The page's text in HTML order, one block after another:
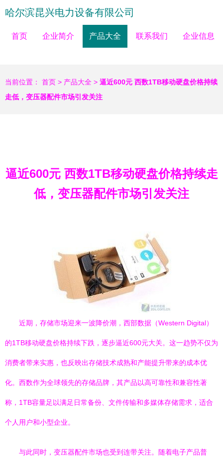
哈尔滨昆兴电力设备有限公司
首页 企业简介 产品大全 联系我们 企业信息
当前位置： 首页 > 产品大全 > 逼近600元 西数1TB移动硬盘价格持续
走低，变压器配件市场引发关注
逼近600元 西数1TB移动硬盘价格持续走
低，变压器配件市场引发关注
近期，存储市场迎来一波降价潮，西部数据（Western Digital）
的1TB移动硬盘价格持续下跌，逐步逼近600元大关。这一趋势不仅为
消费者带来实惠，也反映出存储技术成熟和产能提升带来的成本优
化。西数作为全球领先的存储品牌，其产品以高可靠性和兼容性著
称，1TB容量足以满足日常备份、文件传输和多媒体存储需求，适合
个人用户和小型企业。
与此同时，变压器配件市场也受到连带关注。随着电子产品普